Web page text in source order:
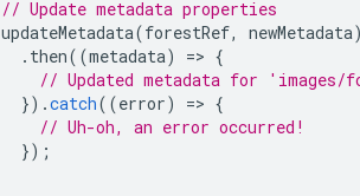
// Update metadata properties
updateMetadata(forestRef, newMetadata)
. then((metadata) => {
// Updated metadata for
}).catch((error) => {
// Uh-oh, an error occurred!
});